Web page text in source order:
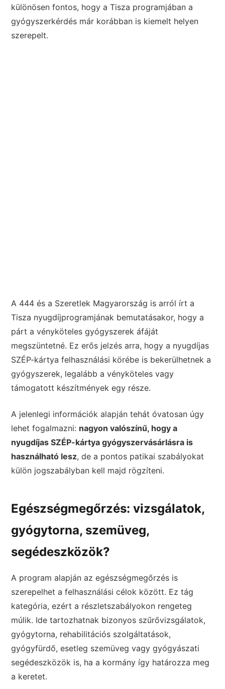
különösen fontos, hogy a Tisza programjában a
gyógyszerkérdés már korábban is kiemelt helyen
szerepelt.
A 444 és a Szeretlek Magyarország is arról írt a
Tisza nyugdíjprogramjának bemutatásakor, hogy a
párt a vényköteles gyógyszerek áfáját
megszüntetné. Ez erős jelzés arra, hogy a nyugdíjas
SZÉP-kártya felhasználási körébe is bekerülhetnek a
gyógyszerek, legalább a vényköteles vagy
támogatott készítmények egy része.
A jelenlegi információk alapján tehát óvatosan úgy
lehet fogalmazni: nagyon valószínű, hogy a
nyugdíjas SZÉP-kártya gyógyszervásárlásra is
használható lesz, de a pontos patikai szabályokat
külön jogszabályban kell majd rögzíteni.
Egészségmegőrzés: vizsgálatok,
gyógytorna, szemüveg,
segédeszközök?
A program alapján az egészségmegőrzés is
szerepelhet a felhasználási célok között. Ez tág
kategória, ezért a részletszabályokon rengeteg
múlik. Ide tartozhatnak bizonyos szűrővizsgálatok,
gyógytorna, rehabilitációs szolgáltatások,
gyógyfürdő, esetleg szemüveg vagy gyógyászati
segédeszközök is, ha a kormány így határozza meg
a keretet.